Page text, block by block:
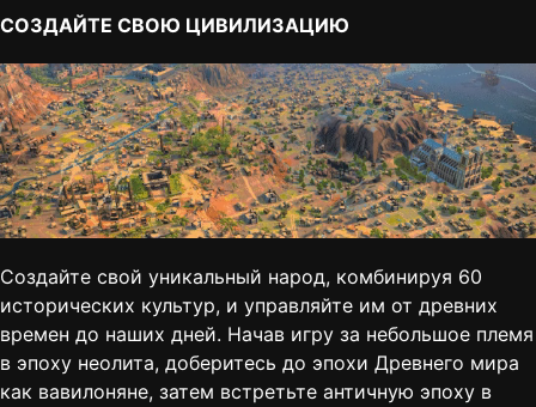
СОЗДАЙТЕ СВОЮ ЦИВИЛИЗАЦИЮ
Создайте свой уникальный народ, комбинируя 60
исторических культур, и управляйте им от древних
времен до наших дней. Начав игру за небольшое племя
в эпоху неолита, доберитесь до эпохи Древнего мира
как вавилоняне, затем встретьте античную эпоху в